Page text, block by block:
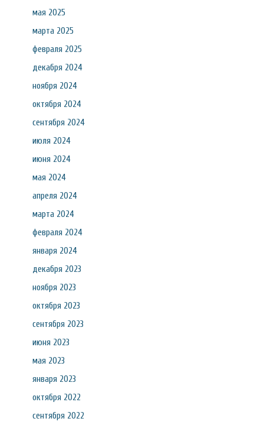
мая 2025
марта 2025
февраля 2025
декабря 2024
ноября 2024
октября 2024
сентября 2024
июля 2024
июня 2024
мая 2024
апреля 2024
марта 2024
февраля 2024
января 2024
декабря 2023
ноября 2023
октября 2023
сентября 2023
июня 2023
мая 2023
января 2023
октября 2022
сентября 2022